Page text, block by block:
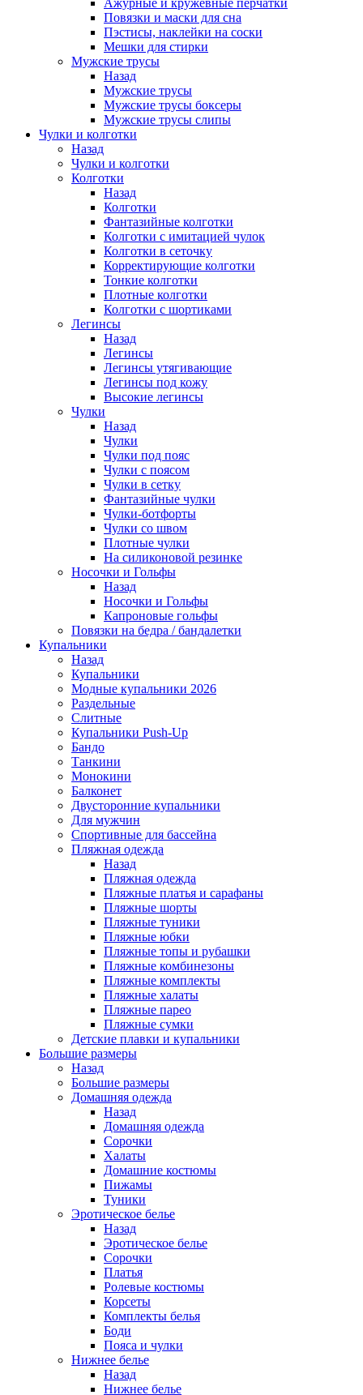
Ажурные и кружевные перчатки
Повязки и маски для сна
Пэстисы, наклейки на соски
Мешки для стирки
Мужские трусы
Назад
Мужские трусы
Мужские трусы боксеры
Мужские трусы слипы
Чулки и колготки
Назад
Чулки и колготки
Колготки
Назад
Колготки
Фантазийные колготки
Колготки с имитацией чулок
Колготки в сеточку
Корректирующие колготки
Тонкие колготки
Плотные колготки
Колготки с шортиками
Легинсы
Назад
Легинсы
Легинсы утягивающие
Легинсы под кожу
Высокие легинсы
Чулки
Назад
Чулки
Чулки под пояс
Чулки с поясом
Чулки в сетку
Фантазийные чулки
Чулки-ботфорты
Чулки со швом
Плотные чулки
На силиконовой резинке
Носочки и Гольфы
Назад
Носочки и Гольфы
Капроновые гольфы
Повязки на бедра / бандалетки
Купальники
Назад
Купальники
Модные купальники 2026
Раздельные
Слитные
Купальники Push-Up
Бандо
Танкини
Монокини
Балконет
Двусторонние купальники
Для мужчин
Спортивные для бассейна
Пляжная одежда
Назад
Пляжная одежда
Пляжные платья и сарафаны
Пляжные шорты
Пляжные туники
Пляжные юбки
Пляжные топы и рубашки
Пляжные комбинезоны
Пляжные комплекты
Пляжные халаты
Пляжные парео
Пляжные сумки
Детские плавки и купальники
Большие размеры
Назад
Большие размеры
Домашняя одежда
Назад
Домашняя одежда
Сорочки
Халаты
Домашние костюмы
Пижамы
Туники
Эротическое белье
Назад
Эротическое белье
Сорочки
Платья
Ролевые костюмы
Корсеты
Комплекты белья
Боди
Пояса и чулки
Нижнее белье
Назад
Нижнее белье